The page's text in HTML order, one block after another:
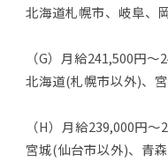
北海道札幌市、岐阜、
（G）月給241,500円～
北海道(札幌市以外)、
（H）月給239,000円～
宮城(仙台市以外)、青